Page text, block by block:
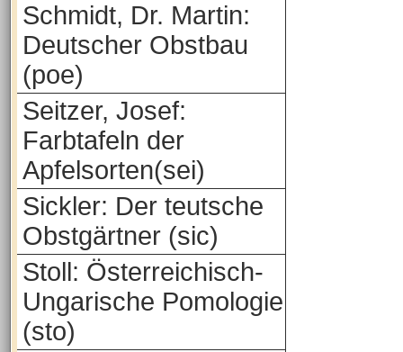
Schmidt, Dr. Martin:
Deutscher Obstbau
(poe)
Seitzer, Josef:
Farbtafeln der
Apfelsorten(sei)
Sickler: Der teutsche
Obstgärtner (sic)
Stoll: Österreichisch-
Ungarische Pomologie
(sto)